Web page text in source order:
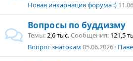
Новая инкарнация форума :)
Вопросы по буддизму
Темы 2,6 тыс. Сообщения 121,5
Вопрос знатокам 05.06.2026